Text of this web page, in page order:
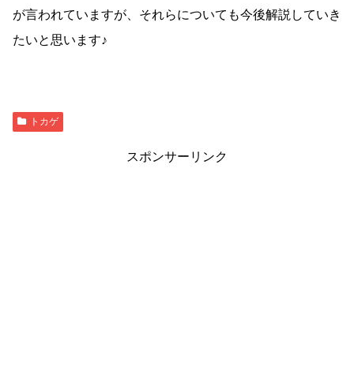
が言われていますが、それらについても今後解説していき
たいと思います♪
トカゲ
スポンサーリンク